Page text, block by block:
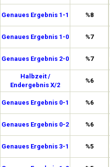
Genaues Ergebnis 1-1 %8
Genaues Ergebnis 1-0 %7
Genaues Ergebnis 2-0 %7
Halbzeit /
Endergebnis X/2
%6
Genaues Ergebnis 0-1 %6
Genaues Ergebnis 0-2 %6
Genaues Ergebnis 3-1 %5